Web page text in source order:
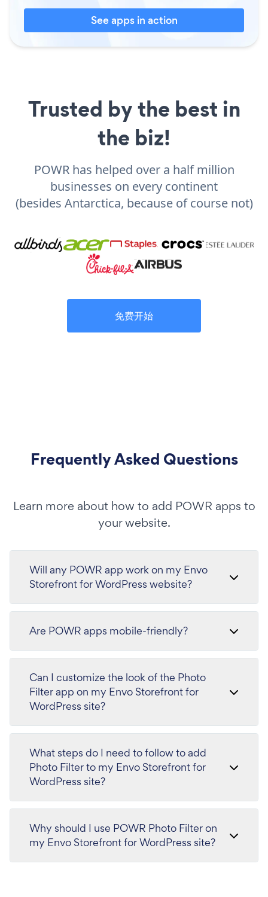
See apps in action
Trusted by the best in
the biz!
POWR has helped over a half million
businesses on every continent
(besides Antarctica, because of course not)
免费开始
Frequently Asked Questions
Learn more about how to add POWR apps to
your website.
Will any POWR app work on my Envo
Storefront for WordPress website?
Are POWR apps mobile-friendly?
Can I customize the look of the Photo
Filter app on my Envo Storefront for
WordPress site?
What steps do I need to follow to add
Photo Filter to my Envo Storefront for
WordPress site?
Why should I use POWR Photo Filter on
my Envo Storefront for WordPress site?